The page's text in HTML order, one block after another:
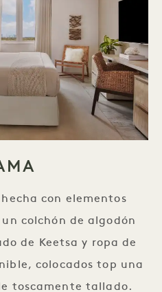
hecha con elementos
colchón de algodón
de Keetsa y ropa de
colocados top una
toscamente tallado.